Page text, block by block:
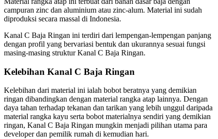
campuran zinc dan aluminium atau zinc-alum. Material ini sudah
diproduksi secara massal di Indonesia.
Kanal C Baja Ringan ini terdiri dari lempengan-lempengan panjang
dengan profil yang bervariasi bentuk dan ukurannya sesuai fungsi
masing-masing struktur Kanal C Baja Ringan.
Kelebihan Kanal C Baja Ringan
Kelebihan dari material ini ialah bobot beratnya yang demikian
ringan dibandingkan dengan material rangka atap lainnya. Dengan
daya tahan terhadap tekanan dan tarikan yang lebih unggul daripada
material rangka kayu serta bobot materialnya sendiri yang demikian
ringan, Kanal C Baja Ringan mungkin menjadi pilihan utama para
developer dan pemilik rumah di kemudian hari.